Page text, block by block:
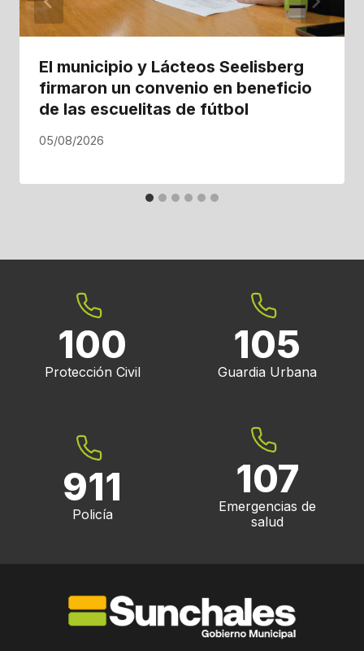
El municipio y Lácteos Seelisberg
firmaron un convenio en beneficio
de las escuelitas de fútbol
05/08/2026
100
Protección Civil
105
Guardia Urbana
911
Policía
107
Emergencias de
salud